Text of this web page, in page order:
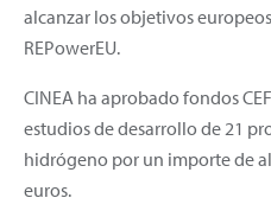
alcanzar los objetivos
REPowerEU.
CINEA ha aprobado fondos
estudios de desarrollo de 21
hidrógeno por un importe de
euros.